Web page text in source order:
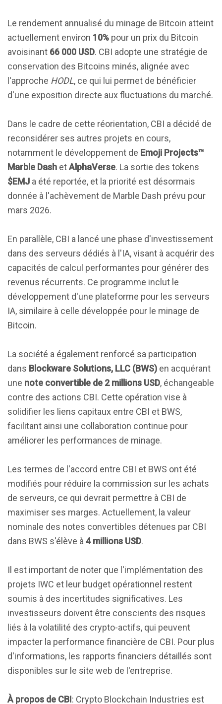
Le rendement annualisé du minage de Bitcoin atteint
actuellement environ 10% pour un prix du Bitcoin
avoisinant 66 000 USD. CBI adopte une stratégie de
conservation des Bitcoins minés, alignée avec
l'approche HODL, ce qui lui permet de bénéficier
d'une exposition directe aux fluctuations du marché.
Dans le cadre de cette réorientation, CBI a décidé de
reconsidérer ses autres projets en cours,
notamment le développement de Emoji Projects™
Marble Dash etAlphaVerse. La sortie des tokens
$EMJ a été reportée, et la priorité est désormais
donnée à l'achèvement de Marble Dash prévu pour
mars 2026.
En parallèle, CBI a lancé une phase d'investissement
dans des serveurs dédiés à l'IA, visant à acquérir des
capacités de calcul performantes pour générer des
revenus récurrents. Ce programme inclut le
développement d'une plateforme pour les serveurs
IA, similaire à celle développée pour le minage de
Bitcoin.
La société a également renforcé sa participation
dans Blockware Solutions, LLC (BWS) en acquérant
une note convertible de 2 millions USD, échangeable
contre des actions CBI. Cette opération vise à
solidifier les liens capitaux entre CBI et BWS,
facilitant ainsi une collaboration continue pour
améliorer les performances de minage.
Les termes de l'accord entre CBI et BWS ont été
modifiés pour réduire la commission sur les achats
de serveurs, ce qui devrait permettre à CBI de
maximiser ses marges. Actuellement, la valeur
nominale des notes convertibles détenues par CBI
dans BWS s'élève à 4 millions USD.
Il est important de noter que l'implémentation des
projets IWC et leur budget opérationnel restent
soumis à des incertitudes significatives. Les
investisseurs doivent être conscients des risques
liés à la volatilité des crypto-actifs, qui peuvent
impacter la performance financière de CBI. Pour plus
d'informations, les rapports financiers détaillés sont
disponibles sur le site web de l'entreprise.
À propos de CBI: Crypto Blockchain Industries est